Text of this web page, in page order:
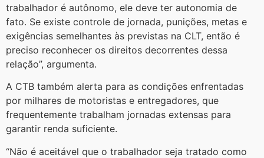
trabalhador é autônomo, ele deve ter autonomia de
fato. Se existe controle de jornada, punições, metas e
exigências semelhantes às previstas na CLT, então é
preciso reconhecer os direitos decorrentes dessa
relação”, argumenta.
A CTB também alerta para as condições enfrentadas
por milhares de motoristas e entregadores, que
frequentemente trabalham jornadas extensas para
garantir renda suficiente.
“Não é aceitável que o trabalhador seja tratado como